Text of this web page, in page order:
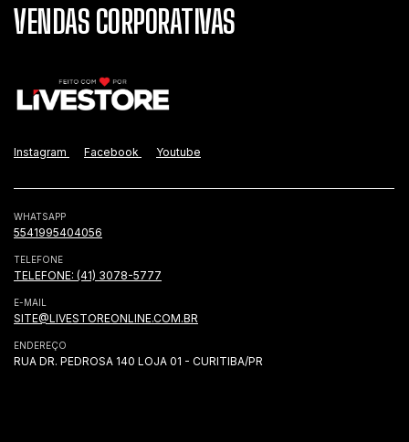
VENDAS CORPORATIVAS
Instagram Facebook Youtube
WHATSAPP
5541995404056
TELEFONE
TELEFONE: (41) 3078-5777
E-MAIL
SITE@LIVESTOREONLINE.COM.BR
ENDEREÇO
RUA DR. PEDROSA 140 LOJA 01 - CURITIBA/PR